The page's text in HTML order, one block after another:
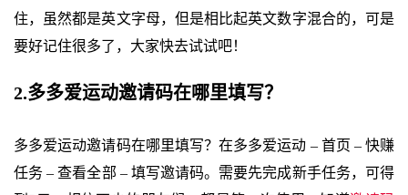
住，虽然都是英文字母，但是相比起英文数字混合的，可是
要好记住很多了，大家快去试试吧！
2.多多爱运动邀请码在哪里填写？
多多爱运动邀请码在哪里填写？在多多爱运动 – 首页 – 快赚
任务 – 查看全部 – 填写邀请码。需要先完成新手任务，可得